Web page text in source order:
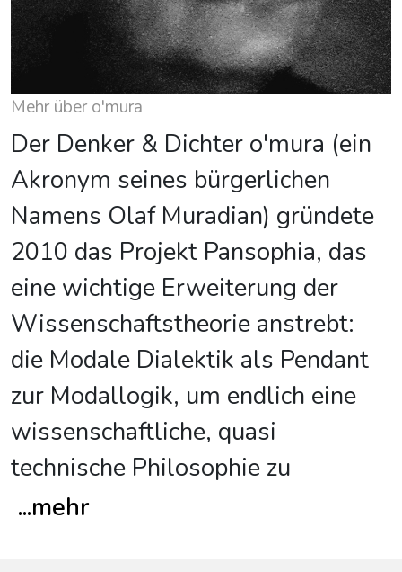
Mehr über o'mura
Der Denker & Dichter o'mura (ein
Akronym seines bürgerlichen
Namens Olaf Muradian) gründete
2010 das Projekt Pansophia, das
eine wichtige Erweiterung der
Wissenschaftstheorie anstrebt:
die Modale Dialektik als Pendant
zur Modallogik, um endlich eine
wissenschaftliche, quasi
technische Philosophie zu
...mehr